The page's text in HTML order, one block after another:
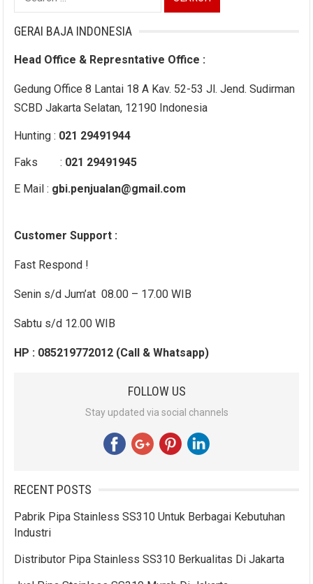
for:
GERAI BAJA INDONESIA
Head Office & Represntative Office :
Gedung Office 8 Lantai 18 A Kav. 52-53 Jl. Jend. Sudirman
SCBD Jakarta Selatan, 12190 Indonesia
Hunting : 021 29491944
Faks : 021 29491945
E Mail : gbi.penjualan@gmail.com
Customer Support :
Fast Respond !
Senin s/d Jum’at 08.00 – 17.00 WIB
Sabtu s/d 12.00 WIB
HP : 085219772012 (Call & Whatsapp)
FOLLOW US
Stay updated via social channels
RECENT POSTS
Pabrik Pipa Stainless SS310 Untuk Berbagai Kebutuhan
Industri
Distributor Pipa Stainless SS310 Berkualitas Di Jakarta